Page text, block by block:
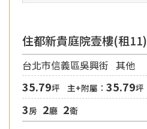
住都新貴庭院壹樓(租11)
台北市信義區吳興街 其他
35.79坪 主+附屬： 35.79坪
3房 2廳 2衛